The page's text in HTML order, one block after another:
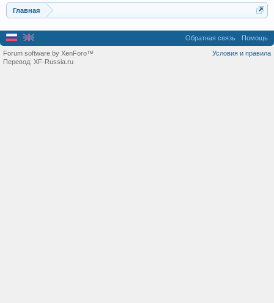
Главная
Обратная связь Помощь
Условия и правила
Forum software by XenForo™
Перевод: XF-Russia.ru